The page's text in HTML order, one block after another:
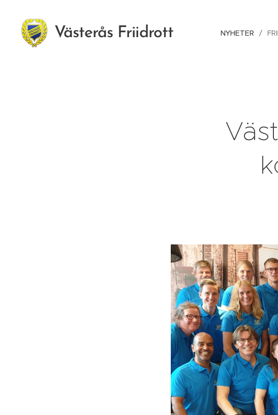
Västerås Friidrott NYHETER